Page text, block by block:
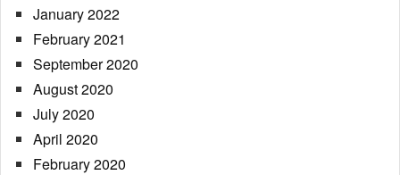
January 2022
February 2021
September 2020
August 2020
July 2020
April 2020
February 2020